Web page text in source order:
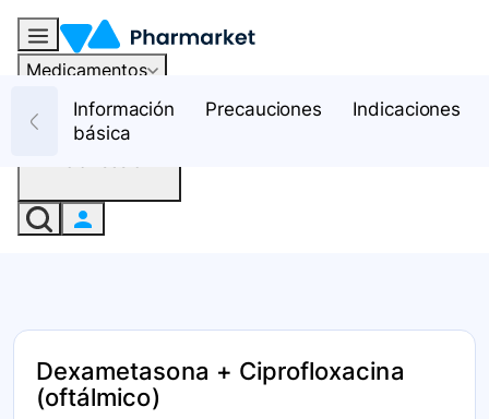
Medicamentos
RecursosInformación
básica
Precauciones Indicaciones
Dexametasona + Ciprofloxacina
(oftálmico)